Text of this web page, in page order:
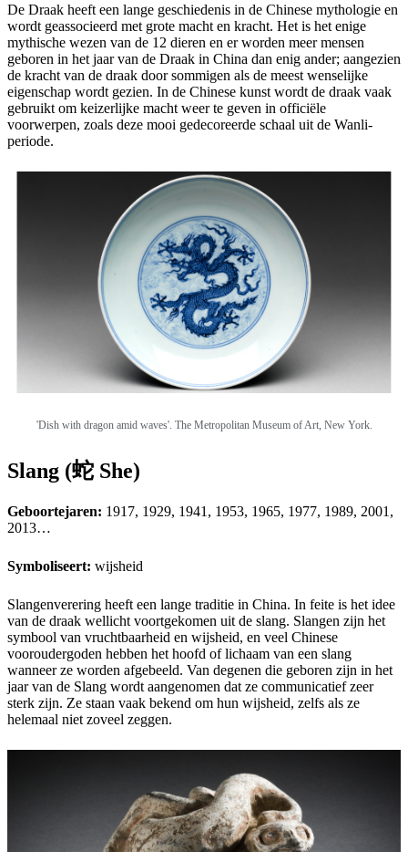
De Draak heeft een lange geschiedenis in de Chinese mythologie en
wordt geassocieerd met grote macht en kracht. Het is het enige
mythische wezen van de 12 dieren en er worden meer mensen
geboren in het jaar van de Draak in China dan enig ander; aangezien
de kracht van de draak door sommigen als de meest wenselijke
eigenschap wordt gezien. In de Chinese kunst wordt de draak vaak
gebruikt om keizerlijke macht weer te geven in officiële
voorwerpen, zoals deze mooi gedecoreerde schaal uit de Wanli-
periode.
'Dish with dragon amid waves'. The Metropolitan Museum of Art, New York.
Slang (蛇 She)
Geboortejaren: 1917, 1929, 1941, 1953, 1965, 1977, 1989, 2001,
2013…
Symboliseert: wijsheid
Slangenverering heeft een lange traditie in China. In feite is het idee
van de draak wellicht voortgekomen uit de slang. Slangen zijn het
symbool van vruchtbaarheid en wijsheid, en veel Chinese
vooroudergoden hebben het hoofd of lichaam van een slang
wanneer ze worden afgebeeld. Van degenen die geboren zijn in het
jaar van de Slang wordt aangenomen dat ze communicatief zeer
sterk zijn. Ze staan vaak bekend om hun wijsheid, zelfs als ze
helemaal niet zoveel zeggen.